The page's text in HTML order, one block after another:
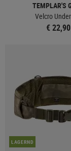
TEMPLAR'S
Velcro
€ 22,90
LAGERND